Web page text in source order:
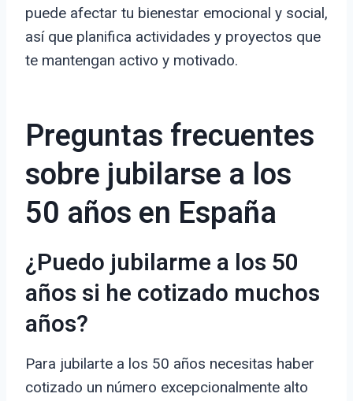
puede afectar tu bienestar emocional y social,
así que planifica actividades y proyectos que
te mantengan activo y motivado.
Preguntas frecuentes
sobre jubilarse a los
50 años en España
¿Puedo jubilarme a los 50
años si he cotizado muchos
años?
Para jubilarte a los 50 años necesitas haber
cotizado un número excepcionalmente alto